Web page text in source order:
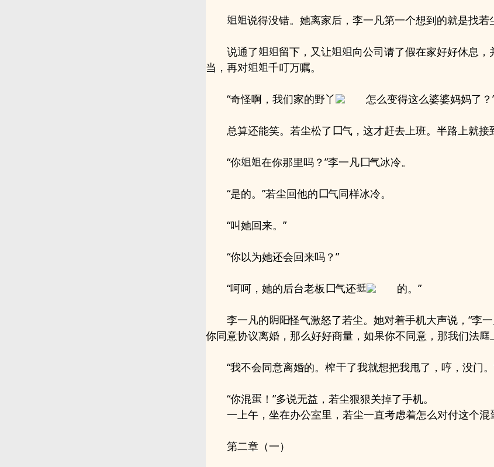
说得没错。她离家后，李一凡第一个想到的就是找若
说通了 留下，又让
向公司请了假在家好好休息，
当，再对
千叮万嘱。
“奇怪啊，我们家的野丫 怎么变得这么婆婆妈妈了？
总算还能笑。若尘松了 气，这才赶去上班。半路上就接
“你 在你那里吗？”李一凡 气冰冷。
“是的。”若尘回他的 气同样冰冷。
“叫她回来。”
“你以为她还会回来吗？”
“呵呵，她的后台老板 气还 的。”
李一凡的
怪气激怒了若尘。她对着手机大声说，“李
你同意协议离婚，那么好好商量，如果你不同意，那我们法
“我不会同意离婚的。榨 了我就想把我甩了，哼，没门
“你混
！”多说无益，若尘狠狠关掉了手机。
一上午，坐在办公室里，若尘一直考虑着怎么对付这个混
第二章（一）